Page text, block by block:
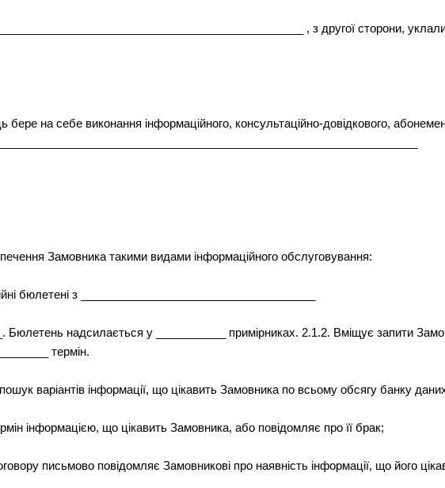
, з другої сторони,
на себе виконання інформаційного, консультаційно-довідкового,
Замовника такими видами інформаційного обслуговування:
бюлетені з _____________________________________
Бюлетень надсилається у ___________ примірниках. 2.1.2. Вміщує запити
термін.
варіантів інформації, що цікавить Замовника по всьому обсягу банку
інформацією, що цікавить Замовника, або повідомляє про її брак;
письмово повідомляє Замовникові про наявність інформації, що його